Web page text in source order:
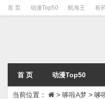
首 页 动漫Top50 航海王 有
首 页 动漫Top50
当前位置： > 哆啦A梦 > 哆